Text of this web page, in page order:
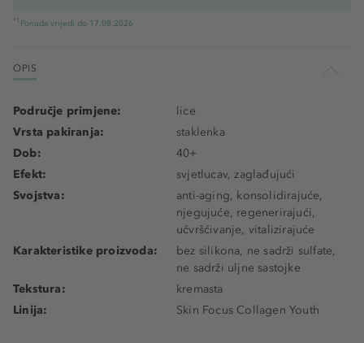
*1 Ponuda vrijedi do 17.08.2026
OPIS
Područje primjene:
lice
Vrsta pakiranja:
staklenka
Dob:
40+
Efekt:
svjetlucav, zaglađujući
Svojstva:
anti-aging, konsolidirajuće,
njegujuće, regenerirajući,
učvršćivanje, vitalizirajuće
Karakteristike proizvoda:
bez silikona, ne sadrži sulfate,
ne sadrži uljne sastojke
Tekstura:
kremasta
Linija:
Skin Focus Collagen Youth